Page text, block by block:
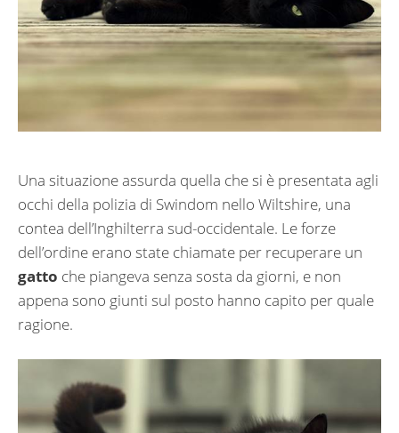
Una situazione assurda quella che si è presentata agli
occhi della polizia di Swindom nello Wiltshire, una
contea dell’Inghilterra sud-occidentale. Le forze
dell’ordine erano state chiamate per recuperare un
gatto che piangeva senza sosta da giorni, e non
appena sono giunti sul posto hanno capito per quale
ragione.